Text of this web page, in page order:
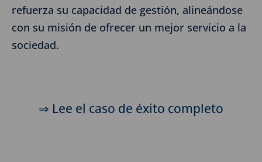
refuerza su capacidad de gestión, alineándose
con su misión de ofrecer un mejor servicio a la
sociedad.
⇒ Lee el caso de éxito completo